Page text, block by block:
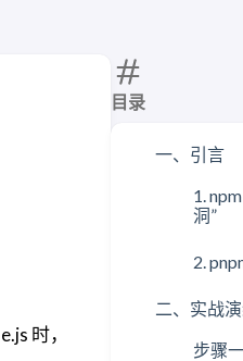
目录
一、引言
1.
洞”
2.
二、实战
步骤
时，